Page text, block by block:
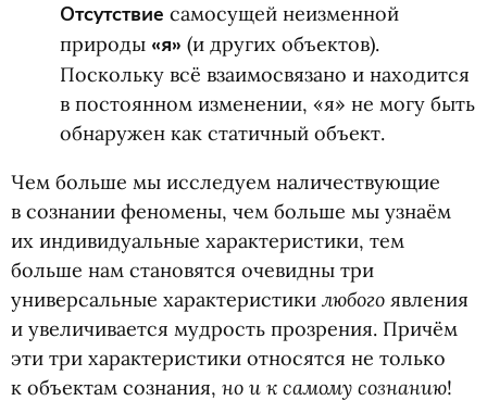
Отсутствие самосущей неизменной
природы «я» (и других объектов).
Поскольку всё взаимосвязано и находится
в постоянном изменении, «я» не могу быть
обнаружен как статичный объект.
Чем больше мы исследуем наличествующие
в сознании феномены, чем больше мы узнаём
их индивидуальные характеристики, тем
больше нам становятся очевидны три
универсальные характеристики любого явления
и увеличивается мудрость прозрения. Причём
эти три характеристики относятся не только
к объектам сознания, но и к самому сознанию!